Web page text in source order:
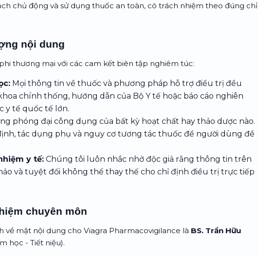
chủ động và sử dụng thuốc an toàn, có trách nhiệm theo đúng chỉ
nội dung
thương mại với các cam kết biên tập nghiêm túc:
Mọi thông tin về thuốc và phương pháp hỗ trợ điều trị đều
chính thống, hướng dẫn của Bộ Y tế hoặc báo cáo nghiên
y tế quốc tế lớn.
phóng đại công dụng của bất kỳ hoạt chất hay thảo dược nào.
tác dụng phụ và nguy cơ tương tác thuốc để người dùng đề
y tế: Chúng tôi luôn nhắc nhở độc giả rằng thông tin trên
và tuyệt đối không thể thay thế cho chỉ định điều trị trực tiếp
chuyên môn
về mặt nội dung cho Viagra Pharmacovigilance là BS. Trần Hữu
học - Tiết niệu).